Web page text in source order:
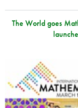
The World goes